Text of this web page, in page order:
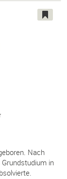
Nach
in